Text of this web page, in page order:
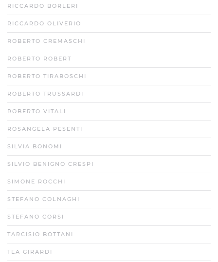
RICCARDO BORLERI
RICCARDO OLIVERIO
ROBERTO CREMASCHI
ROBERTO ROBERT
ROBERTO TIRABOSCHI
ROBERTO TRUSSARDI
ROBERTO VITALI
ROSANGELA PESENTI
SILVIA BONOMI
SILVIO BENIGNO CRESPI
SIMONE ROCCHI
STEFANO COLNAGHI
STEFANO CORSI
TARCISIO BOTTANI
TEA GIRARDI